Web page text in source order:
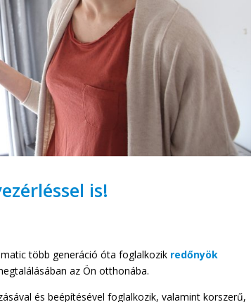
is!
több generáció óta foglalkozik redőnyök
az Ön otthonába.
és beépítésével foglalkozik, valamint korszerű,